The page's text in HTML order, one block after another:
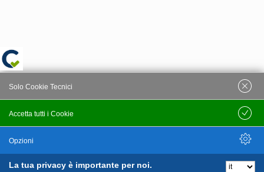
La tua privacy è importante per noi.
Accetta tutti i Cookie
Solo Cookie Tecnici
Salva
Opzioni
Nascondi Opzioni